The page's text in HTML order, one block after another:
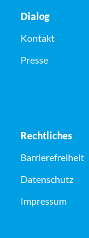
Dialog
Kontakt
Presse
Rechtliches
Barrierefreiheit
Datenschutz
Impressum